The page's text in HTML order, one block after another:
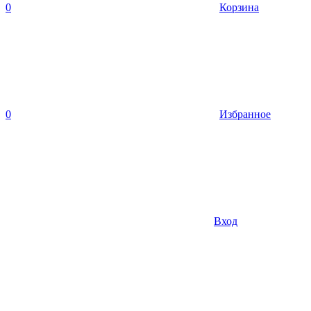
0 Корзина
0 Избранное
Вход